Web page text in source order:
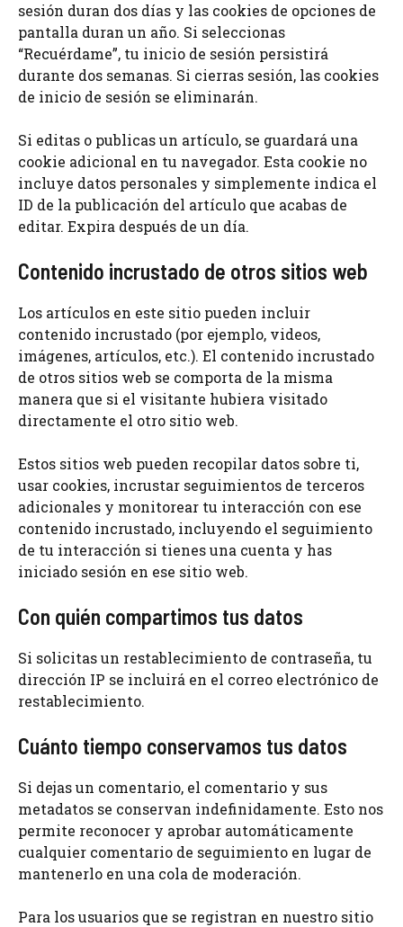
sesión duran dos días y las cookies de opciones de
pantalla duran un año. Si seleccionas
“Recuérdame”, tu inicio de sesión persistirá
durante dos semanas. Si cierras sesión, las cookies
de inicio de sesión se eliminarán.
Si editas o publicas un artículo, se guardará una
cookie adicional en tu navegador. Esta cookie no
incluye datos personales y simplemente indica el
ID de la publicación del artículo que acabas de
editar. Expira después de un día.
Contenido incrustado de otros sitios web
Los artículos en este sitio pueden incluir
contenido incrustado (por ejemplo, videos,
imágenes, artículos, etc.). El contenido incrustado
de otros sitios web se comporta de la misma
manera que si el visitante hubiera visitado
directamente el otro sitio web.
Estos sitios web pueden recopilar datos sobre ti,
usar cookies, incrustar seguimientos de terceros
adicionales y monitorear tu interacción con ese
contenido incrustado, incluyendo el seguimiento
de tu interacción si tienes una cuenta y has
iniciado sesión en ese sitio web.
Con quién compartimos tus datos
Si solicitas un restablecimiento de contraseña, tu
dirección IP se incluirá en el correo electrónico de
restablecimiento.
Cuánto tiempo conservamos tus datos
Si dejas un comentario, el comentario y sus
metadatos se conservan indefinidamente. Esto nos
permite reconocer y aprobar automáticamente
cualquier comentario de seguimiento en lugar de
mantenerlo en una cola de moderación.
Para los usuarios que se registran en nuestro sitio